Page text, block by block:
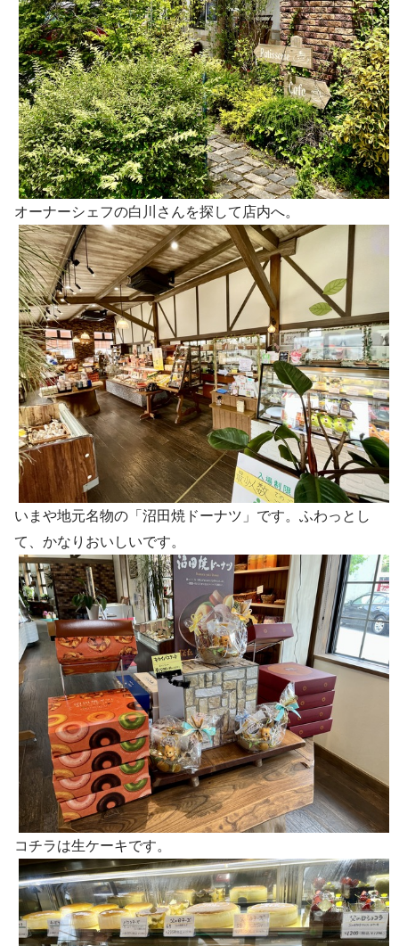
オーナーシェフの白川さんを探して店内へ。
いまや地元名物の「沼田焼ドーナツ」です。ふわっとし
て、かなりおいしいです。
コチラは生ケーキです。